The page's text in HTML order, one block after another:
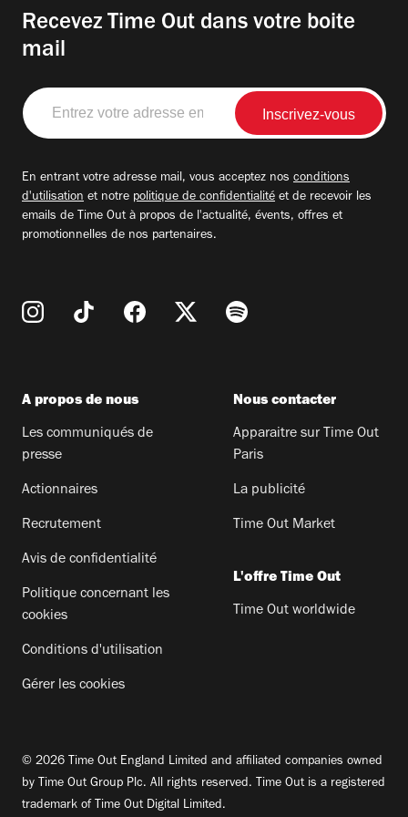
Recevez Time Out dans votre boite
mail
Entrez
votre
adresse
En entrant votre adresse mail, vous acceptez nos conditions
d'utilisation et notre politique de confidentialité et de recevoir les
emails de Time Out à propos de l'actualité, évents, offres et
promotionnelles de nos partenaires.
A propos de nous
Les communiqués de
presse
Actionnaires
Recrutement
Avis de confidentialité
Politique concernant les
cookies
Conditions d'utilisation
Gérer les cookies
Nous contacter
Apparaitre sur Time Out
Paris
La publicité
Time Out Market
L'offre Time Out
Time Out worldwide
© 2026 Time Out England Limited and affiliated companies owned
by Time Out Group Plc. All rights reserved. Time Out is a registered
trademark of Time Out Digital Limited.